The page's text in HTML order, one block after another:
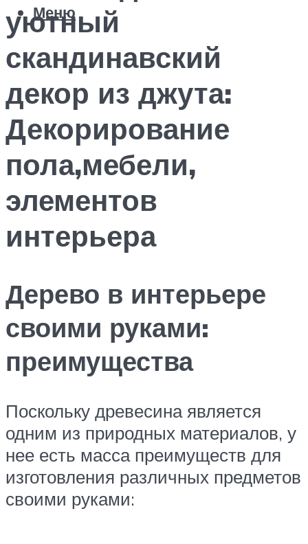
Меню
уютный
скандинавский
декор из джута:
Декорирование
пола,мебели,
элементов
интерьера
Дерево в интерьере
своими руками:
преимущества
Поскольку древесина является
одним из природных материалов, у
нее есть масса преимуществ для
изготовления различных предметов
своими руками: